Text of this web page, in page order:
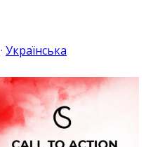
· Українська